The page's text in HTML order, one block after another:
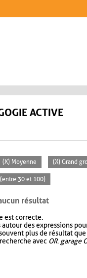
ACTIVE
(X) Moyenne (X) Grand
30 et 100)
résultat
est correcte.
des expressions
plus de résultat que
avec OR. garage